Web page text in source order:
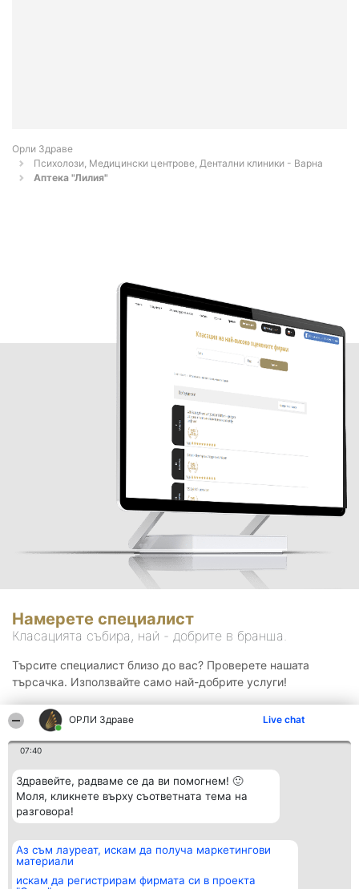
ОРЛИ Здраве Live chat
07:40
Здравейте, радваме се да ви помогнем! 🙂
Моля, кликнете върху съответната тема на
разговора!
Аз съм лауреат, искам да получа маркетингови
материали
искам да регистрирам фирмата си в проекта
Орли Здраве
Психолози, Медицински центрове, Дентални клиники - Варна
Аптека "Лилия"
Намерете специалист
Класацията събира, най - добрите в бранша.
Търсите специалист близо до вас? Проверете нашата
търсачка. Използвайте само най-добрите услуги!
Организатор на
класиране
BulevardulAleea Timișul De
Класация
всички
Контакти